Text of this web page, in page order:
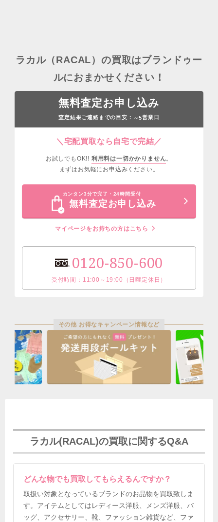
ラカル（RACAL）の買取はブランドゥー
ルにおまかせください！
無料査定お申し込み
査定結果ご連絡までの目安： ～5営業日
＼宅配買取なら自宅で完結／
お試しでもOK!! 利用料は一切かかりません。
まずはお気軽にお申込みください。
カンタン3分で完了・24時間受付
無料査定お申し込み
マイページをお持ちの方はこちら
0120-850-600
受付時間：11:00～19:00（日曜定休日）
その他 お得なキャンペーン情報など
ラカル(RACAL)の買取に関するQ&A
どんな物でも買取してもらえるんですか？
取扱い対象となっているブランドのお品物を買取致しま
す。アイテムとしてはレディース洋服、メンズ洋服、バ
ッグ、アクセサリー、靴、ファッション雑貨など、ファ